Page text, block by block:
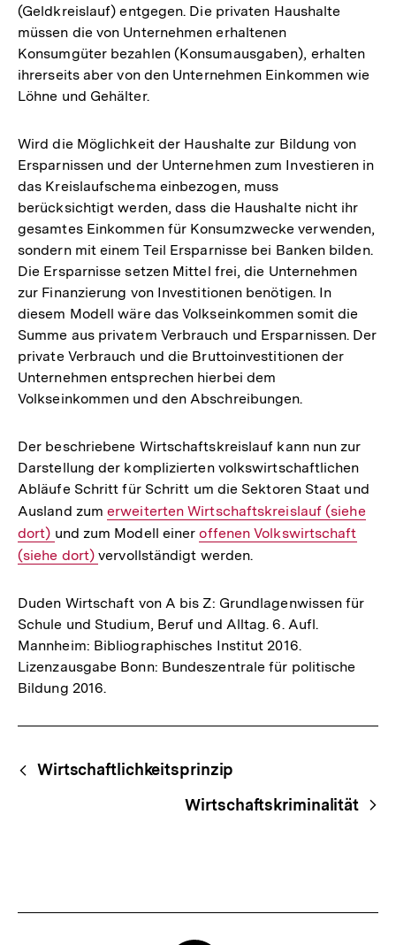
(Geldkreislauf) entgegen. Die privaten Haushalte
müssen die von Unternehmen erhaltenen
Konsumgüter bezahlen (Konsumausgaben), erhalten
ihrerseits aber von den Unternehmen Einkommen wie
Löhne und Gehälter.
Wird die Möglichkeit der Haushalte zur Bildung von
Ersparnissen und der Unternehmen zum Investieren in
das Kreislaufschema einbezogen, muss
berücksichtigt werden, dass die Haushalte nicht ihr
gesamtes Einkommen für Konsumzwecke verwenden,
sondern mit einem Teil Ersparnisse bei Banken bilden.
Die Ersparnisse setzen Mittel frei, die Unternehmen
zur Finanzierung von Investitionen benötigen. In
diesem Modell wäre das Volkseinkommen somit die
Summe aus privatem Verbrauch und Ersparnissen. Der
private Verbrauch und die Bruttoinvestitionen der
Unternehmen entsprechen hierbei dem
Volkseinkommen und den Abschreibungen.
Der beschriebene Wirtschaftskreislauf kann nun zur
Darstellung der komplizierten volkswirtschaftlichen
Abläufe Schritt für Schritt um die Sektoren Staat und
Ausland zumInterner
Link:
erweiterten Wirtschaftskreislauf (siehe
dort) und zum Modell einerInterner
Link:
offenen Volkswirtschaft
(siehe dort)vervollständigt werden.
Duden Wirtschaft von A bis Z: Grundlagenwissen für
Schule und Studium, Beruf und Alltag. 6. Aufl.
Mannheim: Bibliographisches Institut 2016.
Lizenzausgabe Bonn: Bundeszentrale für politische
Bildung 2016.
Begriffsnavigation
Content-
Navigation
Wirtschaftlichkeitsprinzip
Wirtschaftskriminalität